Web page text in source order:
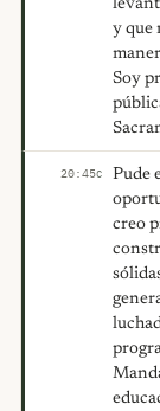
y que
Soy
20:45C
Pude
creo